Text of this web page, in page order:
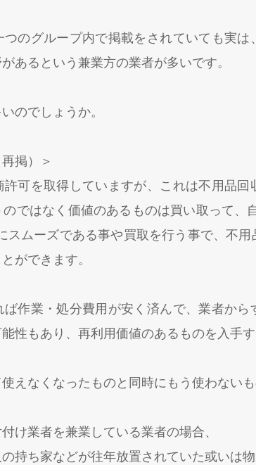
つのグループ内で掲載をされていても実
あるという兼業方の業者が多いです。
のでしょうか。
掲）＞
可を取得していますが、これは不用品
ではなく価値のあるものは買い取って、
スムーズである事や買取を行う事で、不
ができます。
作業・処分費用が安く済んで、業者か
性もあり、再利用価値のあるものを入手す
えなくなったものと同時にもう使わない
け業者を兼業している業者の場合、
持ち家などが往年放置されていた或いは